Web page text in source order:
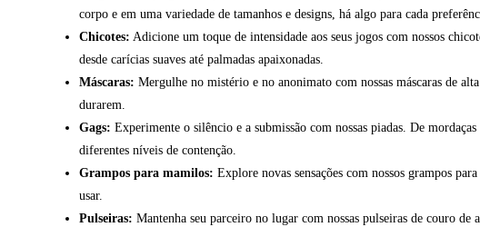
corpo e em uma variedade de tamanhos e designs, há algo para cada
Chicotes: Adicione um toque de intensidade aos seus jogos com nossos
desde carícias suaves até palmadas apaixonadas.
Máscaras: Mergulhe no mistério e no anonimato com nossas máscaras de
durarem.
Gags: Experimente o silêncio e a submissão com nossas piadas. De
diferentes níveis de contenção.
Grampos para mamilos: Explore novas sensações com nossos grampos
usar.
Pulseiras: Mantenha seu parceiro no lugar com nossas pulseiras de couro